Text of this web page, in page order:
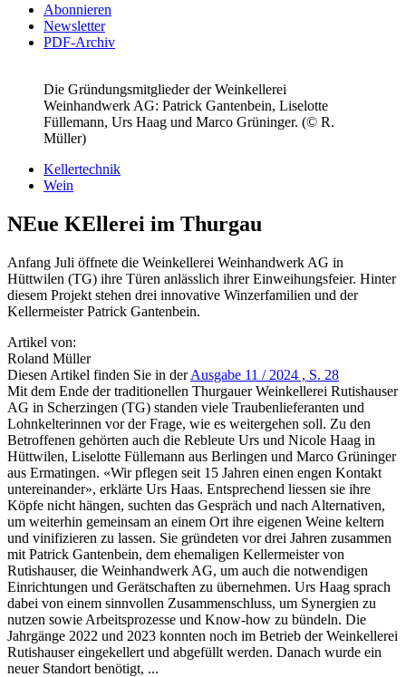
Abonnieren
Newsletter
PDF-Archiv
Die Gründungsmitglieder der Weinkellerei
Weinhandwerk AG: Patrick Gantenbein, Liselotte
Füllemann, Urs Haag und Marco Grüninger. (© R.
Müller)
Kellertechnik
Wein
NEue KEllerei im Thurgau
Anfang Juli öffnete die Weinkellerei Weinhandwerk AG in
Hüttwilen (TG) ihre Türen anlässlich ihrer Einweihungsfeier. Hinter
diesem Projekt stehen drei innovative Winzerfamilien und der
Kellermeister Patrick Gantenbein.
Artikel von:
Roland Müller
Diesen Artikel finden Sie in derAusgabe 11 / 2024 , S. 28
Mit dem Ende der traditionellen Thurgauer Weinkellerei Rutishauser
AG in Scherzingen (TG) standen viele Traubenlieferanten und
Lohnkelterinnen vor der Frage, wie es weitergehen soll. Zu den
Betroffenen gehörten auch die Rebleute Urs und Nicole Haag in
Hüttwilen, Liselotte Füllemann aus Berlingen und Marco Grüninger
aus Ermatingen. «Wir pflegen seit 15 Jahren einen engen Kontakt
untereinander», erklärte Urs Haas. Entsprechend liessen sie ihre
Köpfe nicht hängen, suchten das Gespräch und nach Alternativen,
um weiterhin gemeinsam an einem Ort ihre eigenen Weine keltern
und vinifizieren zu lassen. Sie gründeten vor drei Jahren zusammen
mit Patrick Gantenbein, dem ehemaligen Kellermeister von
Rutishauser, die Weinhandwerk AG, um auch die notwendigen
Einrichtungen und Gerätschaften zu übernehmen. Urs Haag sprach
dabei von einem sinnvollen Zusammenschluss, um Synergien zu
nutzen sowie Arbeitsprozesse und Know-how zu bündeln. Die
Jahrgänge 2022 und 2023 konnten noch im Betrieb der Weinkellerei
Rutishauser eingekellert und abgefüllt werden. Danach wurde ein
neuer Standort benötigt, ...